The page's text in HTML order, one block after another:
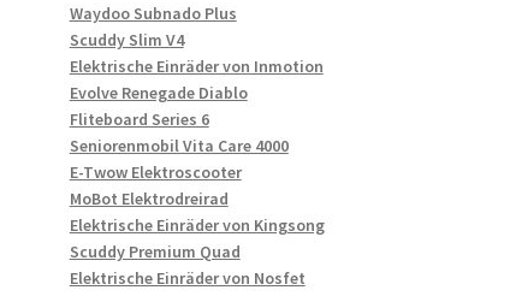
Waydoo Subnado Plus
Scuddy Slim V4
Elektrische Einräder von Inmotion
Evolve Renegade Diablo
Fliteboard Series 6
Seniorenmobil Vita Care 4000
E-Twow Elektroscooter
MoBot Elektrodreirad
Elektrische Einräder von Kingsong
Scuddy Premium Quad
Elektrische Einräder von Nosfet